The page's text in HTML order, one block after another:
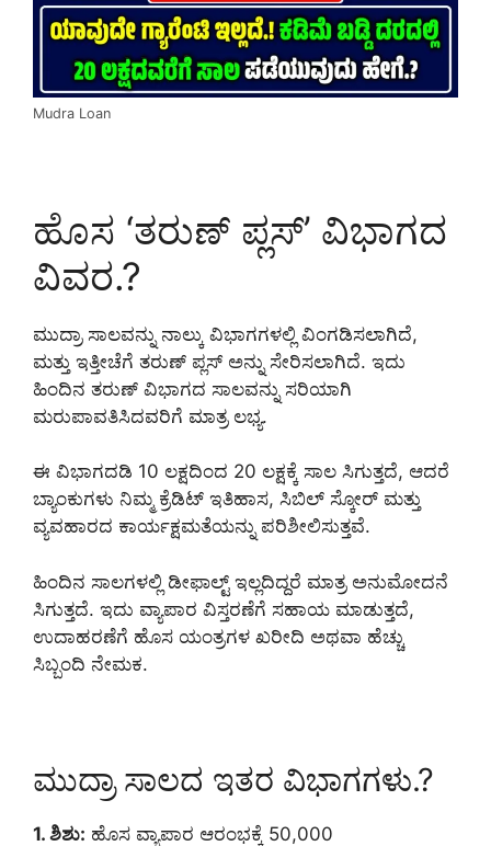
Mudra Loan
ಹೊಸ ‘ತರುಣ್ ಪ್ಲಸ್’ ವಿಭಾಗದ
ವಿವರ.?
ಮುದ್ರಾ ಸಾಲವನ್ನು ನಾಲ್ಕು ವಿಭಾಗಗಳಲ್ಲಿ ವಿಂಗಡಿಸಲಾಗಿದೆ,
ಮತ್ತು ಇತ್ತೀಚೆಗೆ ತರುಣ್ ಪ್ಲಸ್ ಅನ್ನು ಸೇರಿಸಲಾಗಿದೆ. ಇದು
ಹಿಂದಿನ ತರುಣ್ ವಿಭಾಗದ ಸಾಲವನ್ನು ಸರಿಯಾಗಿ
ಮರುಪಾವತಿಸಿದವರಿಗೆ ಮಾತ್ರ ಲಭ್ಯ.
ಈ ವಿಭಾಗದಡಿ 10 ಲಕ್ಷದಿಂದ 20 ಲಕ್ಷಕ್ಕೆ ಸಾಲ ಸಿಗುತ್ತದೆ, ಆದರೆ
ಬ್ಯಾಂಕುಗಳು ನಿಮ್ಮ ಕ್ರೆಡಿಟ್ ಇತಿಹಾಸ, ಸಿಬಿಲ್ ಸ್ಕೋರ್ ಮತ್ತು
ವ್ಯವಹಾರದ ಕಾರ್ಯಕ್ಷಮತೆಯನ್ನು ಪರಿಶೀಲಿಸುತ್ತವೆ.
ಹಿಂದಿನ ಸಾಲಗಳಲ್ಲಿ ಡೀಫಾಲ್ಟ್ ಇಲ್ಲದಿದ್ದರೆ ಮಾತ್ರ ಅನುಮೋದನೆ
ಸಿಗುತ್ತದೆ. ಇದು ವ್ಯಾಪಾರ ವಿಸ್ತರಣೆಗೆ ಸಹಾಯ ಮಾಡುತ್ತದೆ,
ಉದಾಹರಣೆಗೆ ಹೊಸ ಯಂತ್ರಗಳ ಖರೀದಿ ಅಥವಾ ಹೆಚ್ಚು
ಸಿಬ್ಬಂದಿ ನೇಮಕ.
ಮುದ್ರಾ ಸಾಲದ ಇತರ ವಿಭಾಗಗಳು.?
1. ಶಿಶು: ಹೊಸ ವ್ಯಾಪಾರ ಆರಂಭಕ್ಕೆ 50,000